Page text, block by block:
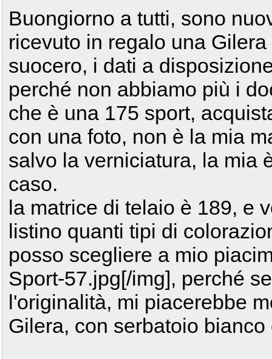
Buongiorno a tutti, sono
ricevuto in regalo una
suocero, i dati a
perché non abbiamo più i
che è una 175 sport,
con una foto, non è la mia
salvo la verniciatura, la mia
caso.
la matrice di telaio è 189, e
listino quanti tipi di
posso scegliere a mio
Sport-57.jpg[/img], perché
l'originalità, mi piacerebbe
Gilera, con serbatoio bianco